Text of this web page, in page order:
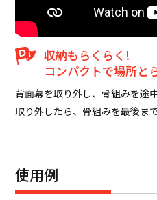
収納もらくらく!
コンパクトで場所と
背面幕を取り外し、骨組みを途
取り外したら、骨組みを最後ま
使用例